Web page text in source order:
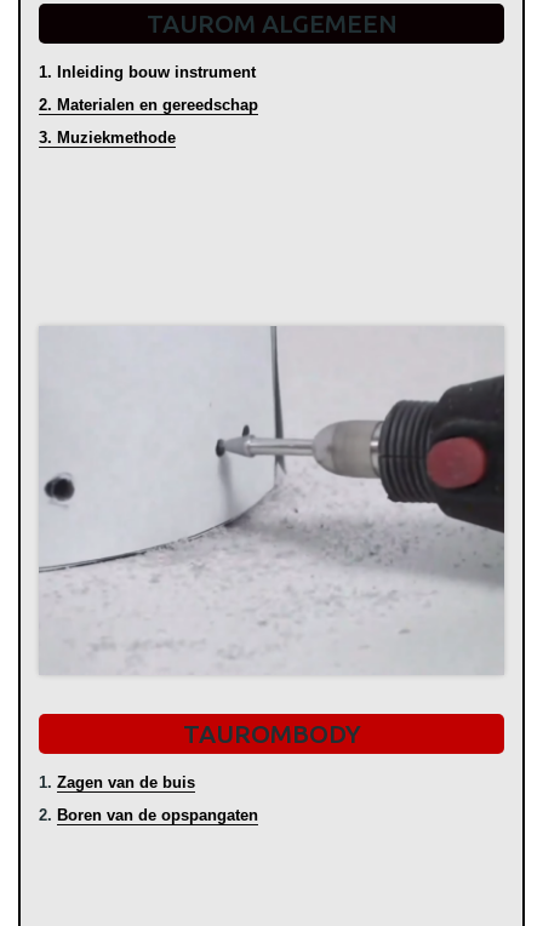
TAUROM ALGEMEEN
1. Inleiding bouw instrument
2. Materialen en gereedschap
3. Muziekmethode
TAUROMBODY
1. Zagen van de buis
2. Boren van de opspangaten